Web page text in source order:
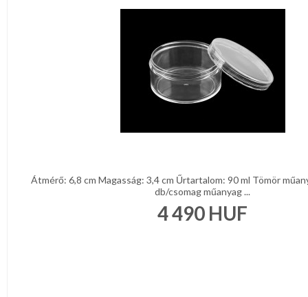
Átmérő: 6,8 cm Magasság: 3,4 cm Űrtartalom: 90 ml Tömör
db/csomag műanyag ...
4 490 HUF